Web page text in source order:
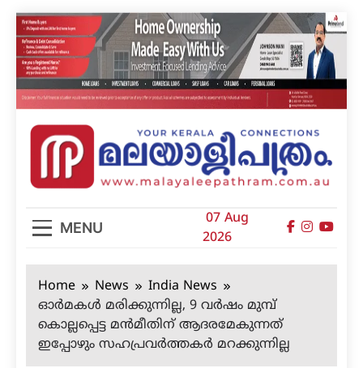
Skip
to
content
മലയാളിപത്രം
MENU
07 Aug
2026
Home News
India News
ഓര്‍മകള്‍ മരിക്കുന്നില്ല, 9 വര്‍ഷം മുമ്പ്
കൊല്ലപ്പെട്ട മന്‍മീതിന് ആദരമേകുന്നത്
ഇപ്പോഴും സഹപ്രവര്‍ത്തകര്‍ മറക്കുന്നില്ല